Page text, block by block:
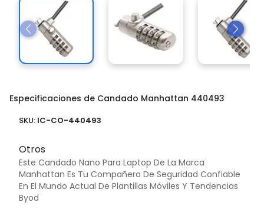
Especificaciones de Candado Manhattan 440493
SKU: IC-CO-440493
Otros
Este Candado Nano Para Laptop De La Marca
Manhattan Es Tu Compañero De Seguridad Confiable
En El Mundo Actual De Plantillas Móviles Y Tendencias
Byod